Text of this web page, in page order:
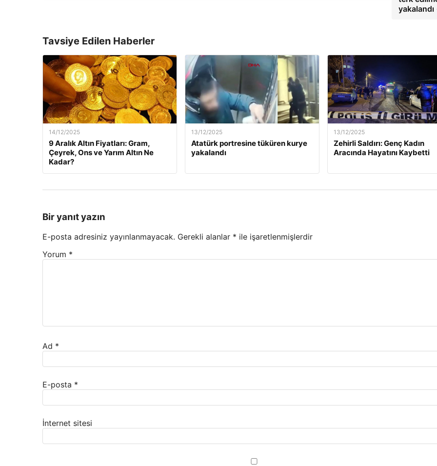
Tavsiye Edilen Haberler
14/12/2025
9 Aralık Altın Fiyatları: Gram,
Çeyrek, Ons ve Yarım Altın Ne
Kadar?
13/12/2025
Atatürk portresine tüküren kurye
yakalandı
13/12/2025
Zehirli Saldırı: Genç Kadın
Aracında Hayatını Kaybetti
Bir yanıt yazın
E-posta adresiniz yayınlanmayacak. Gerekli alanlar * ile işaretlenmişlerdir
Yorum *
Ad *
E-posta *
İnternet sitesi